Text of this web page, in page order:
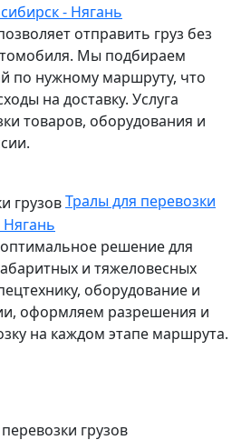
- Нягань
отправить груз без
Мы подбираем
по нужному маршруту, что
на доставку. Услуга
товаров, оборудования и
Тралы для перевозки
Нягань
решение для
и тяжеловесных
оборудование и
оформляем разрешения и
на каждом этапе маршрута.